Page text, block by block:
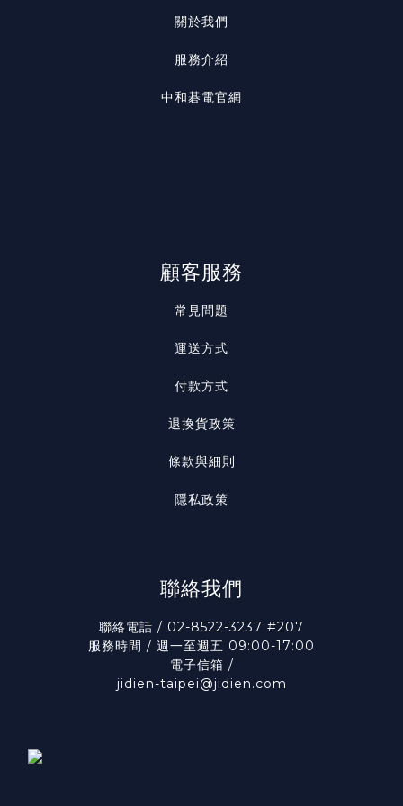
關於我們
服務介紹
中和碁電官網
顧客服務
常見問題
運送方式
付款方式
退換貨政策
條款與細則
隱私政策
聯絡我們
聯絡電話 / 02-8522-3237 #207
服務時間 / 週一至週五 09:00-17:00
電子信箱 /
jidien-taipei@jidien.com